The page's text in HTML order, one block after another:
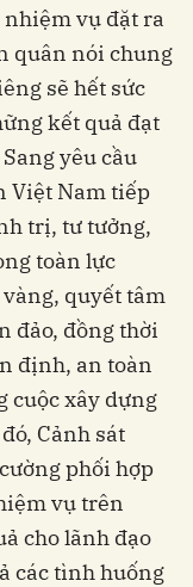
vụ đặt ra
quân nói chung
sẽ hết sức
kết quả đạt
yêu cầu
Việt Nam tiếp
trị, tư tưởng,
toàn lực
quyết tâm
đảo, đồng thời
định, an toàn
cuộc xây dựng
Cảnh sát
phối hợp
vụ trên
cho lãnh đạo
các tình huống